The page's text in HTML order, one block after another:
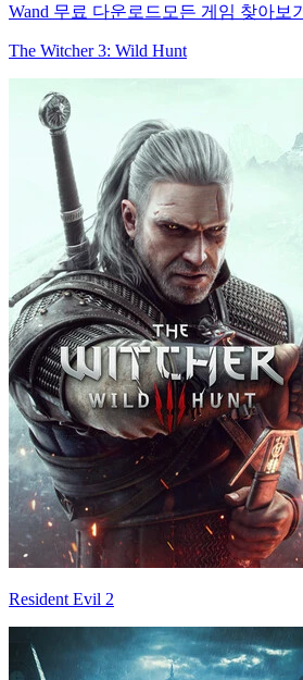
Wand 무료 다운로드 모든 게임 찾아보기
The Witcher 3: Wild Hunt
Resident Evil 2